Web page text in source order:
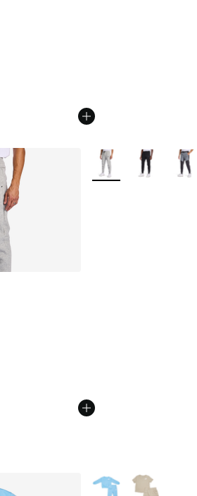
Plus de couleurs
Plus de couleurs